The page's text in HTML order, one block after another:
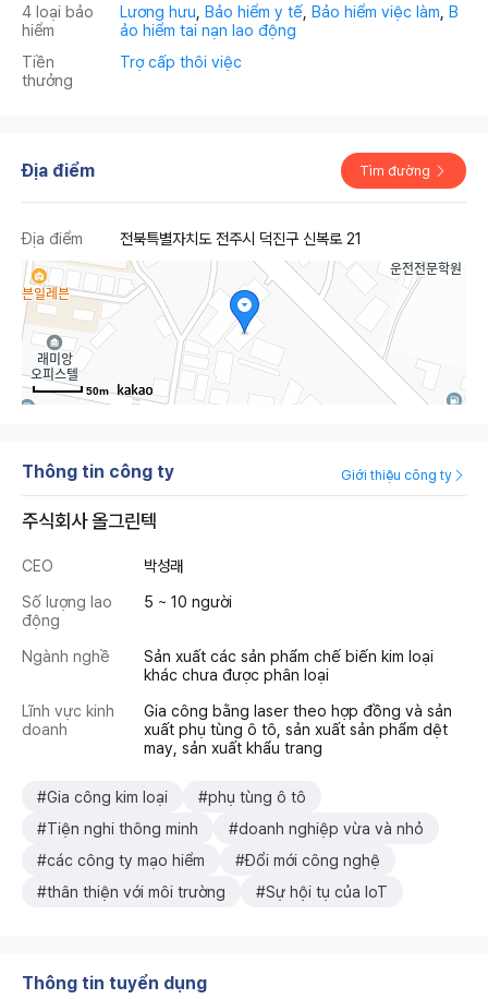
4 loại bảo
hiểm
Lương hưu Bảo hiểm y tế Bảo hiểm việc làm B
ảo hiểm tai nạn lao động
Tiền
thưởng
Trợ cấp thôi việc
Địa điểm Tìm đường
Địa điểm 전북특별자치도 전주시 덕진구 신복로 21
50m
Thông tin công ty Giới thiệu công ty
주식회사 올그린텍
CEO
박성래
Số lượng lao
động
5 ~ 10 người
Ngành nghề
Sản xuất các sản phẩm chế biến kim loại
khác chưa được phân loại
Lĩnh vực kinh
doanh
Gia công bằng laser theo hợp đồng và sản
xuất phụ tùng ô tô, sản xuất sản phẩm dệt
may, sản xuất khẩu trang
#Gia công kim loại
#phụ tùng ô tô
#Tiện nghi thông minh
#doanh nghiệp vừa và nhỏ
#các công ty mạo hiểm
#Đổi mới công nghệ
#thân thiện với môi trường
#Sự hội tụ của IoT
Thông tin tuyển dụng